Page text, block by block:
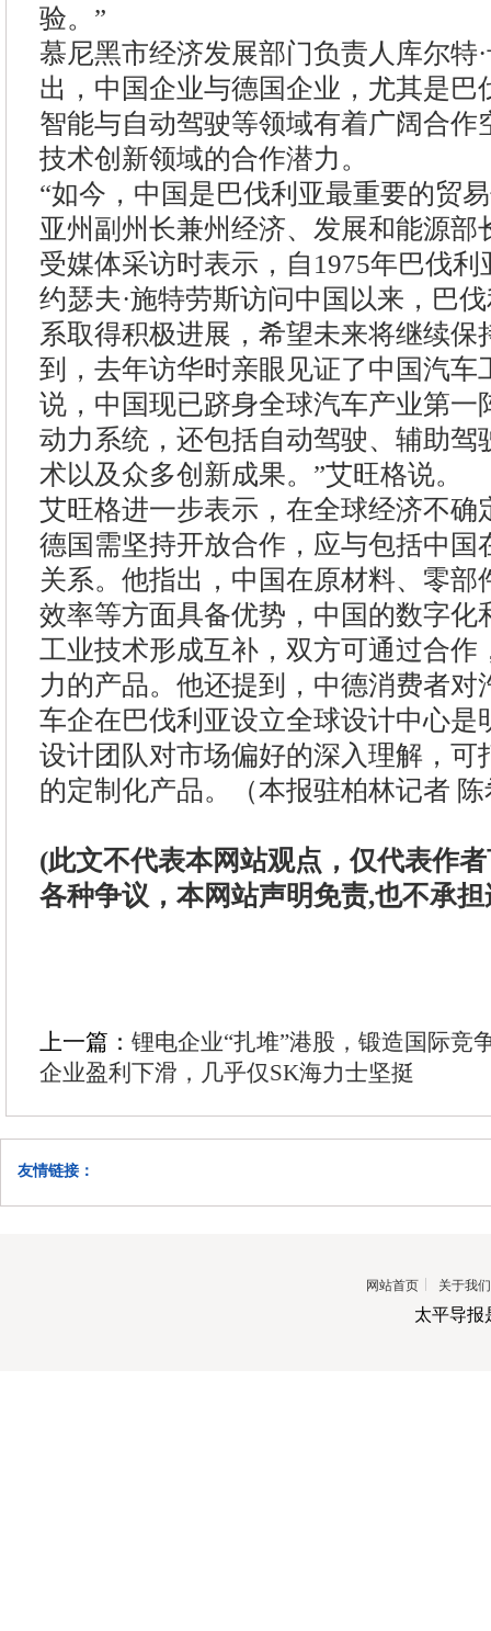
验。”
慕尼黑市经济发展部门负责人库尔特
出，中国企业与德国企业，尤其是巴
智能与自动驾驶等领域有着广阔合作
技术创新领域的合作潜力。
“如今，中国是巴伐利亚最重要的贸
亚州副州长兼州经济、发展和能源部
受媒体采访时表示，自1975年巴伐利
约瑟夫·施特劳斯访问中国以来，巴
系取得积极进展，希望未来将继续保
到，去年访华时亲眼见证了中国汽车
说，中国现已跻身全球汽车产业第一
动力系统，还包括自动驾驶、辅助驾
术以及众多创新成果。”艾旺格说。
艾旺格进一步表示，在全球经济不确
德国需坚持开放合作，应与包括中国
关系。他指出，中国在原材料、零部
效率等方面具备优势，中国的数字化
工业技术形成互补，双方可通过合作
力的产品。他还提到，中德消费者对
车企在巴伐利亚设立全球设计中心是
设计团队对市场偏好的深入理解，可
的定制化产品。（本报驻柏林记者
(此文不代表本网站观点，仅代表作
各种争议，本网站声明免责,也不承
上一篇： 锂电企业“扎堆”港股，锻造国际竞
企业盈利下滑，几乎仅SK海力士坚挺
友情链接：
网站首页 关于我们
太平导报